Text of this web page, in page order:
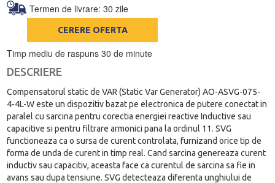
Termen de livrare: 30 zile
CERERE OFERTA
Timp mediu de raspuns 30 de minute
DESCRIERE
Compensatorul static de VAR (Static Var Generator) AO-ASVG-075-
4-4L-W este un dispozitiv bazat pe electronica de putere conectat in
paralel cu sarcina pentru corectia energiei reactive Inductive sau
capacitive si pentru filtrare armonici pana la ordinul 11. SVG
functioneaza ca o sursa de curent controlata, furnizand orice tip de
forma de unda de curent in timp real. Cand sarcina genereaza curent
inductiv sau capacitiv, aceasta face ca curentul de sarcina sa fie in
avans sau dupa tensiune. SVG detecteaza diferenta unghiului de